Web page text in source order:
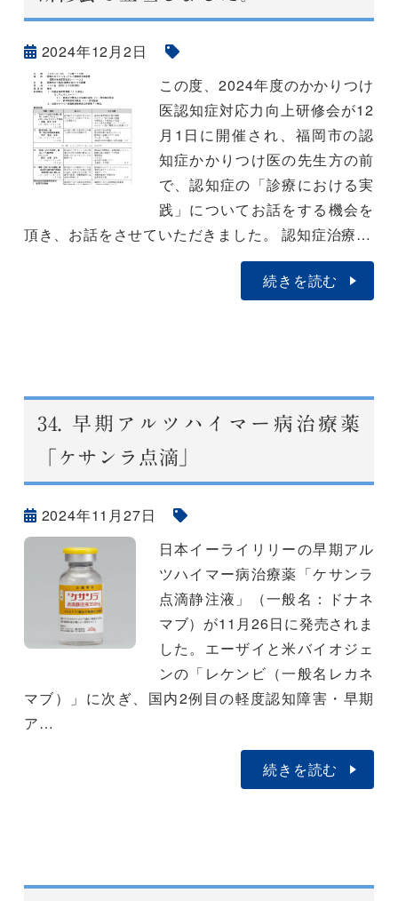
2024年12月2日
この度、2024年度のかかりつけ
医認知症対応力向上研修会が12
月1日に開催され、福岡市の認
知症かかりつけ医の先生方の前
で、認知症の「診療における実
践」についてお話をする機会を
頂き、お話をさせていただきました。 認知症治療…
続きを読む
34.
早期アルツハイマー病治療薬
「ケサンラ点滴」
2024年11月27日
日本イーライリリーの早期アル
ツハイマー病治療薬「ケサンラ
点滴静注液」（一般名：ドナネ
マブ）が11月26日に発売されま
した。エーザイと米バイオジェ
ンの「レケンビ（一般名レカネ
マブ）」に次ぎ、国内2例目の軽度認知障害・早期
ア…
続きを読む